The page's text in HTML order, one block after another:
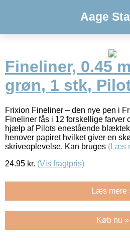
Aage
Fineliner, 0.45
grøn, 1 stk,
Frixion Fineliner – den nye pen i
Fineliner fås i 12 forskellige farver
hjælp af Pilots enestående
henover papiret hvilket giver en
skriveoplevelse. Kan bruges (Læs
24.95 kr. (Vis fragtpris)
Læs mere
Køb nu »